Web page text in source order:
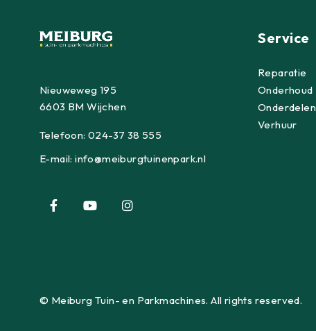
Nieuweweg 195
6603 BM Wijchen
Telefoon:024-37 38 555
E-mail:info@meiburgtuinenpark.nl
Service
Reparatie
Onderhoud
Onderdelen
Verhuur
© Meiburg Tuin- en Parkmachines. All rights reserved.